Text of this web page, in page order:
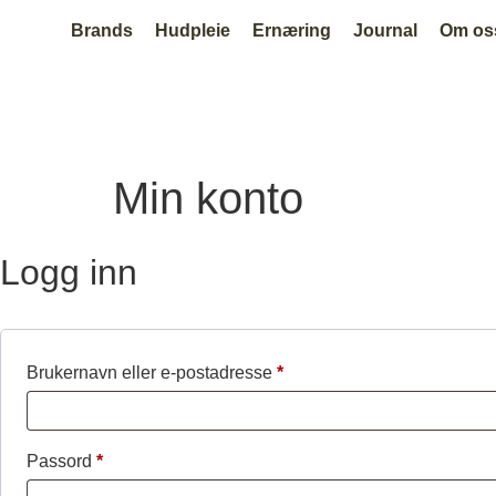
Brands Hudpleie Ernæring Journal Om
Min konto
Logg inn
Brukernavn eller e-postadresse *
Passord *